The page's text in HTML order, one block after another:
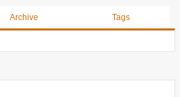
Archive Tags